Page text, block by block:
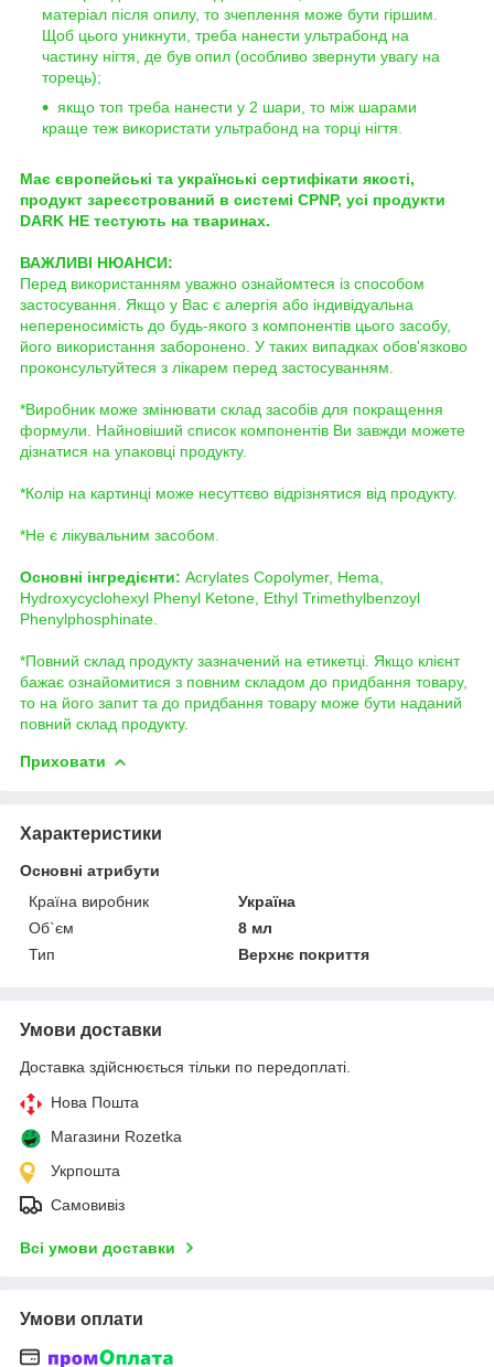
матеріал після опилу, то зчеплення може бути гіршим.
Щоб цього уникнути, треба нанести ультрабонд на
частину нігтя, де був опил (особливо звернути увагу на
торець);
якщо топ треба нанести у 2 шари, то між шарами
краще теж використати ультрабонд на торці нігтя.
Має європейські та українські сертифікати якості,
продукт зареєстрований в системі CPNP, усі продукти
DARK НЕ тестують на тваринах.
ВАЖЛИВІ НЮАНСИ:
Перед використанням уважно ознайомтеся із способом
застосування. Якщо у Вас є алергія або індивідуальна
непереносимість до будь-якого з компонентів цього засобу,
його використання заборонено. У таких випадках обов'язково
проконсультуйтеся з лікарем перед застосуванням.
*Виробник може змінювати склад засобів для покращення
формули. Найновіший список компонентів Ви завжди можете
дізнатися на упаковці продукту.
*Колір на картинці може несуттєво відрізнятися від продукту.
*Не є лікувальним засобом.
Основні інгредієнти: Acrylates Copolymer, Hema,
Hydroxycyclohexyl Phenyl Ketone, Ethyl Trimethylbenzoyl
Phenylphosphinate.
*Повний склад продукту зазначений на етикетці. Якщо клієнт
бажає ознайомитися з повним складом до придбання товару,
то на його запит та до придбання товару може бути наданий
повний склад продукту.
Приховати
Характеристики
Основні атрибути
Країна виробник
Україна
Об`єм
8 мл
Тип
Верхнє покриття
Умови доставки
Доставка здійснюється тільки по передоплаті.
Нова Пошта
Магазини Rozetka
Укрпошта
Самовивіз
Всі умови доставки
Умови оплати